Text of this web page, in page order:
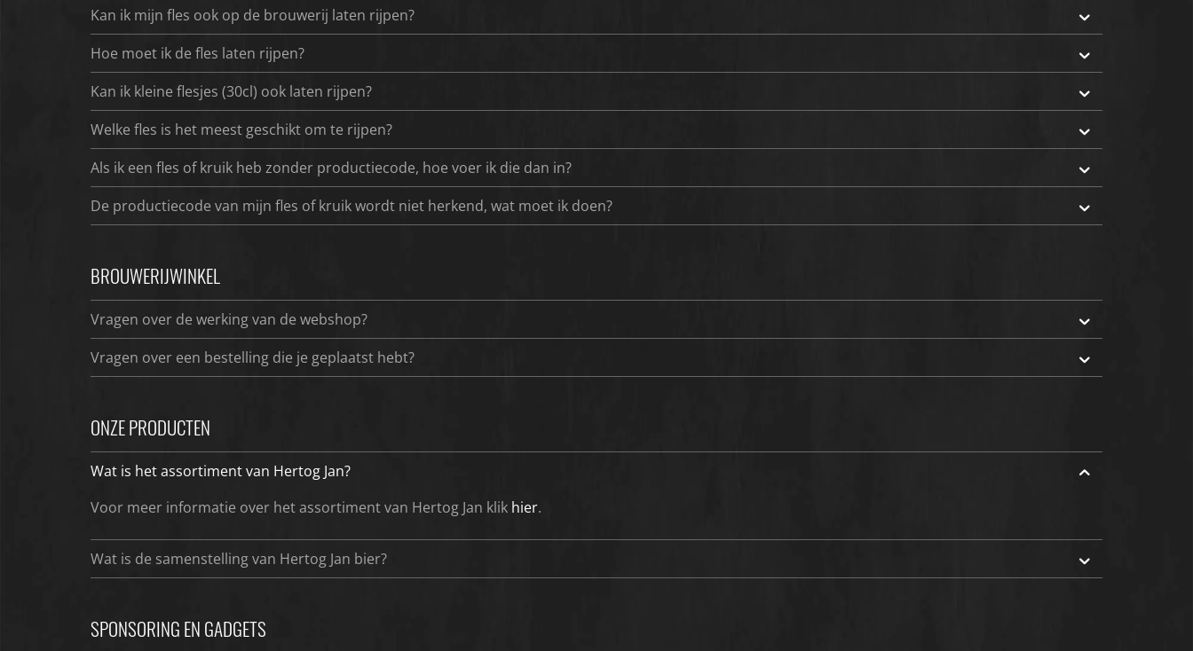
Kan ik mijn fles ook op de brouwerij laten rijpen?
Hoe moet ik de fles laten rijpen?
Kan ik kleine flesjes (30cl) ook laten rijpen?
Welke fles is het meest geschikt om te rijpen?
Als ik een fles of kruik heb zonder productiecode, hoe voer ik die dan in?
De productiecode van mijn fles of kruik wordt niet herkend, wat moet ik doen?
BROUWERIJWINKEL
Vragen over de werking van de webshop?
Vragen over een bestelling die je geplaatst hebt?
ONZE PRODUCTEN
Wat is het assortiment van Hertog Jan?
Voor meer informatie over het assortiment van Hertog Jan klik hier.
Wat is de samenstelling van Hertog Jan bier?
SPONSORING EN GADGETS